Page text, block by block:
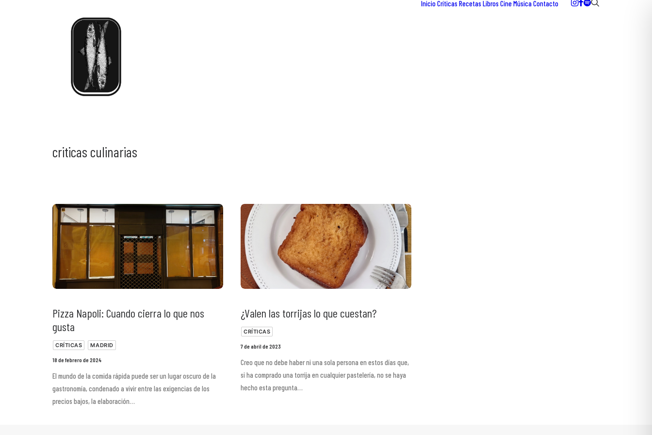
InicioCríticas Recetas Libros CineMúsicaContacto
criticas culinarias
Pizza Napoli: Cuando cierra lo que nos
gusta
CRÍTICAS MADRID
18 de febrero de 2024
El mundo de la comida rápida puede ser un lugar oscuro de la
gastronomía, condenado a vivir entre las exigencias de los
precios bajos, la elaboración…
¿Valen las torrijas lo que cuestan?
CRÍTICAS
7 de abril de 2023
Creo que no debe haber ni una sola persona en estos días que,
si ha comprado una torrija en cualquier pastelería, no se haya
hecho esta pregunta…